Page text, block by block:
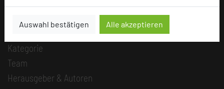
Auswahl bestätigen Alle akzeptieren
Kategorie
Team
Herausgeber & Autoren